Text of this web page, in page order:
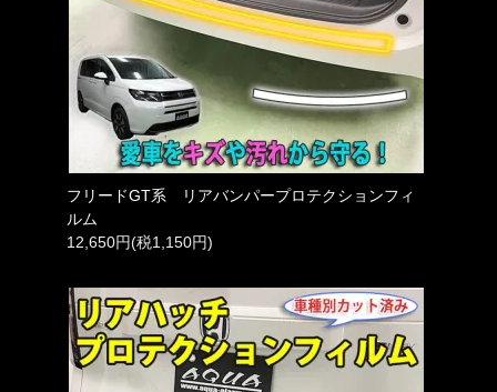
フリードGT系 リアバンパープロテクションフィ
ルム
12,650円(税1,150円)